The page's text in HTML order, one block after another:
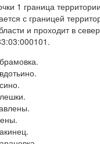
1 граница
с границей
и проходит в